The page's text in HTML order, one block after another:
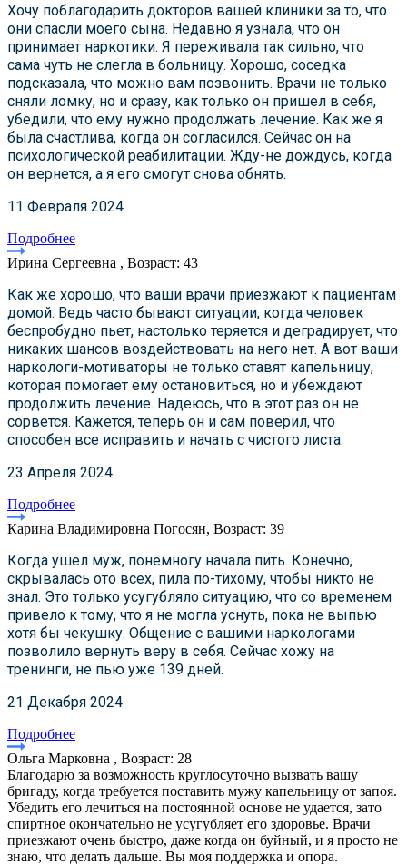
Хочу поблагодарить докторов вашей клиники за то, что
они спасли моего сына. Недавно я узнала, что он
принимает наркотики. Я переживала так сильно, что
сама чуть не слегла в больницу. Хорошо, соседка
подсказала, что можно вам позвонить. Врачи не только
сняли ломку, но и сразу, как только он пришел в себя,
убедили, что ему нужно продолжать лечение. Как же я
была счастлива, когда он согласился. Сейчас он на
психологической реабилитации. Жду-не дождусь, когда
он вернется, а я его смогут снова обнять.
11 Февраля 2024
Подробнее
Ирина Сергеевна , Возраст: 43
Как же хорошо, что ваши врачи приезжают к пациентам
домой. Ведь часто бывают ситуации, когда человек
беспробудно пьет, настолько теряется и деградирует, что
никаких шансов воздействовать на него нет. А вот ваши
наркологи-мотиваторы не только ставят капельницу,
которая помогает ему остановиться, но и убеждают
продолжить лечение. Надеюсь, что в этот раз он не
сорвется. Кажется, теперь он и сам поверил, что
способен все исправить и начать с чистого листа.
23 Апреля 2024
Подробнее
Карина Владимировна Погосян, Возраст: 39
Когда ушел муж, понемногу начала пить. Конечно,
скрывалась ото всех, пила по-тихому, чтобы никто не
знал. Это только усугубляло ситуацию, что со временем
привело к тому, что я не могла уснуть, пока не выпью
хотя бы чекушку. Общение с вашими наркологами
позволило вернуть веру в себя. Сейчас хожу на
тренинги, не пью уже 139 дней.
21 Декабря 2024
Подробнее
Ольга Марковна , Возраст: 28
Благодарю за возможность круглосуточно вызвать вашу
бригаду, когда требуется поставить мужу капельницу от запоя.
Убедить его лечиться на постоянной основе не удается, зато
спиртное окончательно не усугубляет его здоровье. Врачи
приезжают очень быстро, даже когда он буйный, и я просто не
знаю, что делать дальше. Вы моя поддержка и опора.